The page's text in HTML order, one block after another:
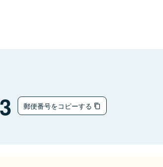
郵便番号をコピーする